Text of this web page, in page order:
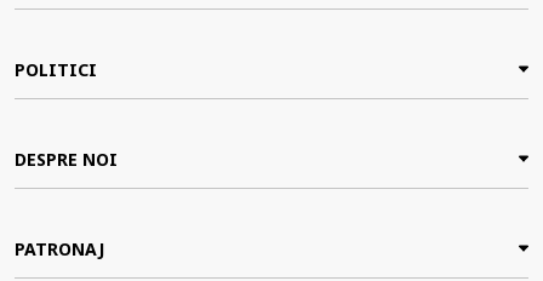
POLITICI
DESPRE NOI
PATRONAJ